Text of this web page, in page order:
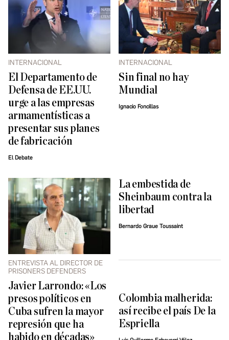
INTERNACIONAL
El Departamento de
Defensa de EE.UU.
urge a las empresas
armamentísticas a
presentar sus planes
de fabricación
El Debate
INTERNACIONAL
Sin final no hay
Mundial
Ignacio Foncillas
ENTREVISTA AL DIRECTOR DE
PRISONERS DEFENDERS
Javier Larrondo: «Los
presos políticos en
Cuba sufren la mayor
represión que ha
habido en décadas»
La embestida de
Sheinbaum contra la
libertad
Bernardo Graue Toussaint
Colombia malherida:
así recibe el país De la
Espriella